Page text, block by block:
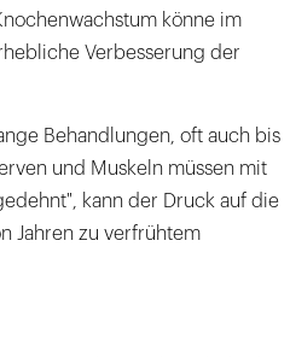
könne im
Verbesserung der
Behandlungen, oft auch bis
und Muskeln müssen mit
kann der Druck auf die
Jahren zu verfrühtem